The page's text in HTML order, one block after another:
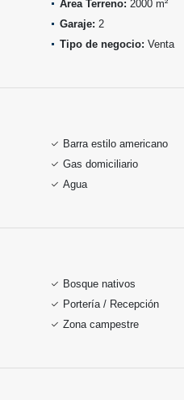
Área Terreno: 2000 m²
Garaje: 2
Tipo de negocio: Venta
Barra estilo americano
Gas domiciliario
Agua
Bosque nativos
Portería / Recepción
Zona campestre